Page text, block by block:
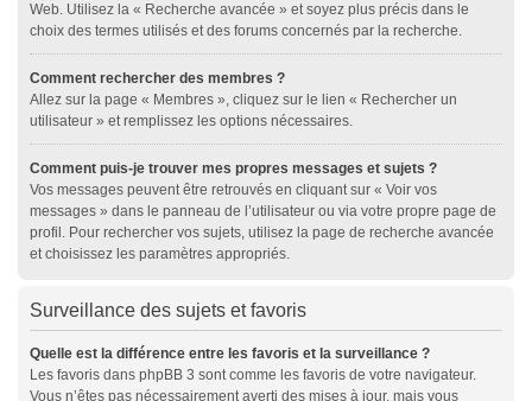
Web. Utilisez la « Recherche avancée » et soyez plus précis dans le
choix des termes utilisés et des forums concernés par la recherche.
Comment rechercher des membres ?
Allez sur la page « Membres », cliquez sur le lien « Rechercher un
utilisateur » et remplissez les options nécessaires.
Comment puis-je trouver mes propres messages et sujets ?
Vos messages peuvent être retrouvés en cliquant sur « Voir vos
messages » dans le panneau de l’utilisateur ou via votre propre page de
profil. Pour rechercher vos sujets, utilisez la page de recherche avancée
et choisissez les paramètres appropriés.
Surveillance des sujets et favoris
Quelle est la différence entre les favoris et la surveillance ?
Les favoris dans phpBB 3 sont comme les favoris de votre navigateur.
Vous n’êtes pas nécessairement averti des mises à jour, mais vous